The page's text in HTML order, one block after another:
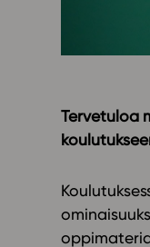
Tervetuloa